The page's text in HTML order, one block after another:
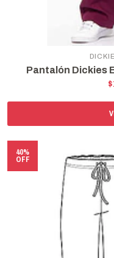
Pantalón Dickies
40%
OFF